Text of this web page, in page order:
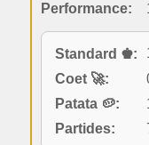
Performance:
Standard ♚:
Coet 🚀:
Patata 🥔:
Partides: